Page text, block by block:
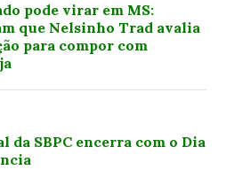
pode virar em MS:
que Nelsinho Trad avalia
para compor com
da SBPC encerra com o Dia